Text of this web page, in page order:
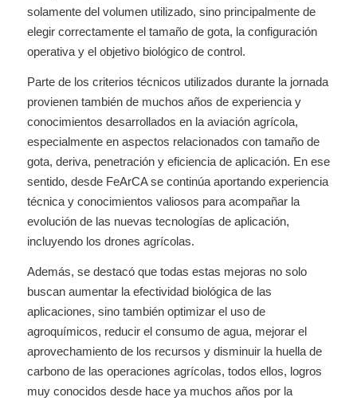
solamente del volumen utilizado, sino principalmente de
elegir correctamente el tamaño de gota, la configuración
operativa y el objetivo biológico de control.
Parte de los criterios técnicos utilizados durante la jornada
provienen también de muchos años de experiencia y
conocimientos desarrollados en la aviación agrícola,
especialmente en aspectos relacionados con tamaño de
gota, deriva, penetración y eficiencia de aplicación. En ese
sentido, desde FeArCA se continúa aportando experiencia
técnica y conocimientos valiosos para acompañar la
evolución de las nuevas tecnologías de aplicación,
incluyendo los drones agrícolas.
Además, se destacó que todas estas mejoras no solo
buscan aumentar la efectividad biológica de las
aplicaciones, sino también optimizar el uso de
agroquímicos, reducir el consumo de agua, mejorar el
aprovechamiento de los recursos y disminuir la huella de
carbono de las operaciones agrícolas, todos ellos, logros
muy conocidos desde hace ya muchos años por la